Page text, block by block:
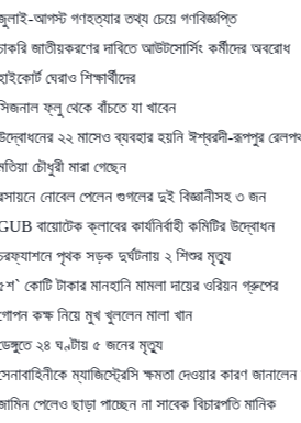
তথ্য চেয়ে গণবিজ্ঞপ্তি
দাবিতে আউটসোর্সিং কর্মীদের অবরোধ
শিক্ষার্থীদের
বাঁচতে যা খাবেন
মাসেও ব্যবহার হয়নি ঈশ্বরদী-রূপপুর রেলপথ
মারা গেছেন
পেলেন গুগলের দুই বিজ্ঞানীসহ ৩ জন
ক্লাবের কার্যনির্বাহী কমিটির উদ্বোধন
সড়ক দুর্ঘটনায় ২ শিশুর মৃত্যু
মানহানি মামলা দায়ের ওরিয়ন গ্রুপের
মুখ খুললেন মালা খান
৫ জনের মৃত্যু
ম্যাজিস্ট্রেসি ক্ষমতা দেওয়ার কারণ জানালেন স্বরাষ্ট্র
ছাড়া পাচ্ছেন না সাবেক বিচারপতি মানিক